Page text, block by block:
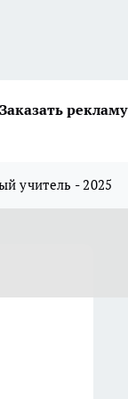
Заказать рекламу
учитель - 2025